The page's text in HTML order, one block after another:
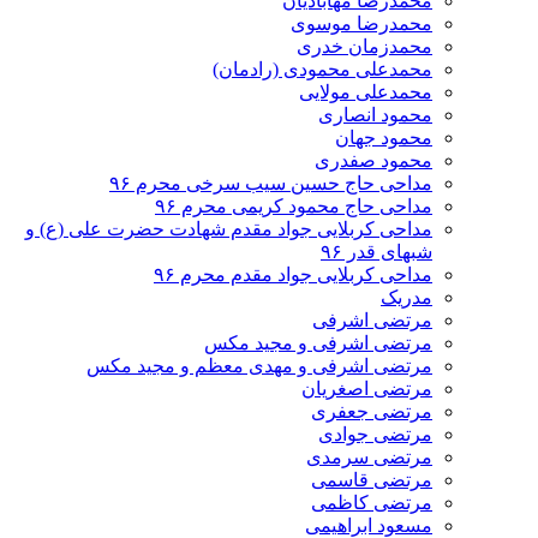
محمدرضا موسوی
محمدزمان خدری
محمدعلی محمودی (رادمان)
محمدعلی مولایی
محمود انصاری
محمود جهان
محمود صفدری
مداحی حاج حسین سیب سرخی محرم ۹۶
مداحی حاج محمود کریمی محرم ۹۶
مداحی کربلایی جواد مقدم شهادت حضرت علی (ع) و
شبهای قدر ۹۶
مداحی کربلایی جواد مقدم محرم ۹۶
مدریک
مرتضی اشرفی
مرتضی اشرفی و مجید مکس
مرتضی اشرفی و مهدی معظم و مجید مکس
مرتضی اصغریان
مرتضی جعفری
مرتضی جوادی
مرتضی سرمدی
مرتضی قاسمی
مرتضی کاظمی
مسعود ابراهیمی